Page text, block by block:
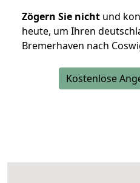
Zögern Sie nicht und
heute, um Ihren
Bremerhaven nach
Kostenlose